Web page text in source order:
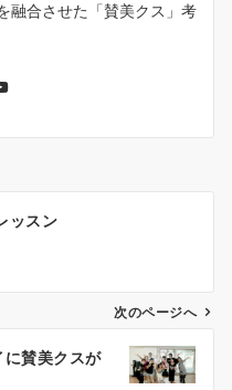
融合させた「賛美クス」考
ッスン
次のページへ
賛美クスが